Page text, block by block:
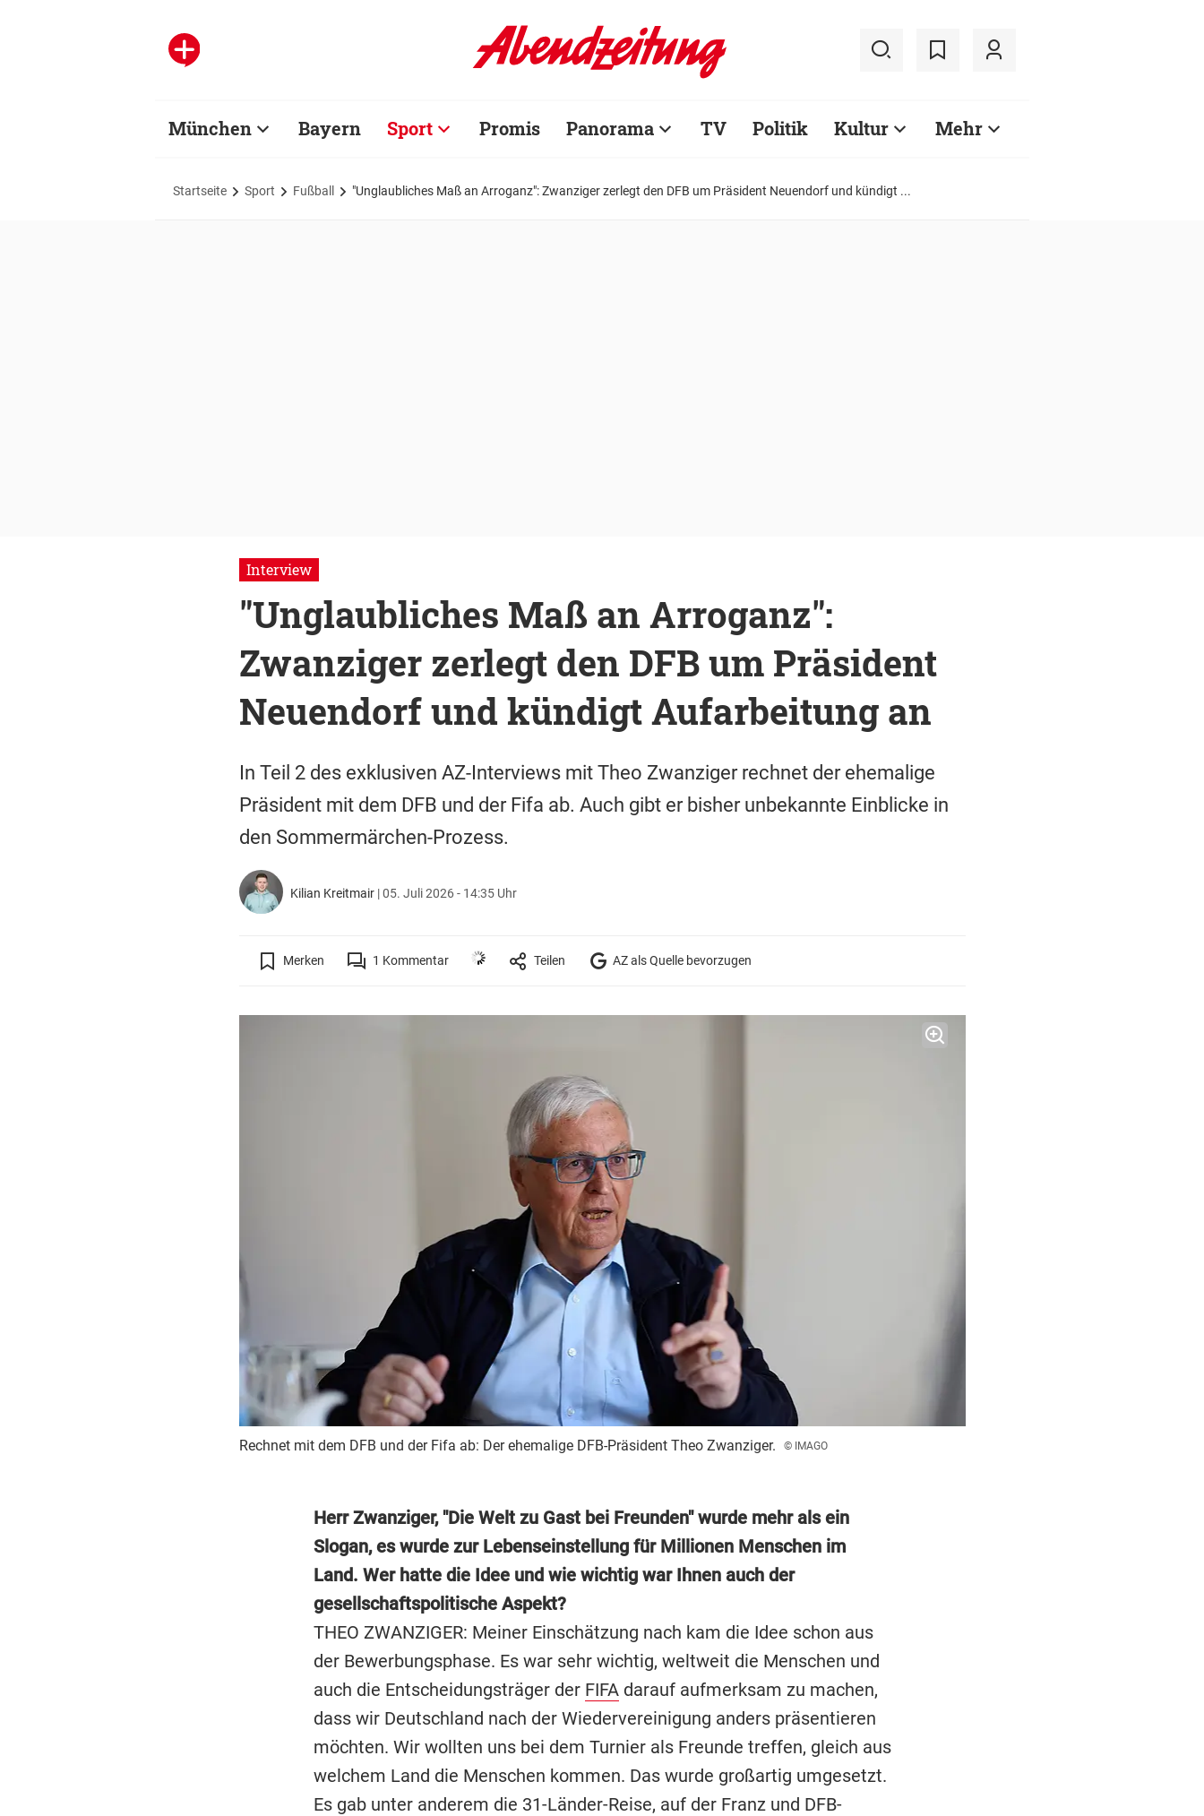
München Bayern Sport Promis Panorama TV Politik Kultur Mehr
Startseite Sport Fußball "Unglaubliches Maß an Arroganz": Zwanziger zerlegt den DFB um Präsident Neuendorf und kündigt ...
Interview
"Unglaubliches Maß an Arroganz":
Zwanziger zerlegt den DFB um Präsident
Neuendorf und kündigt Aufarbeitung an
In Teil 2 des exklusiven AZ-Interviews mit Theo Zwanziger rechnet der ehemalige
Präsident mit dem DFB und der Fifa ab. Auch gibt er bisher unbekannte Einblicke in
den Sommermärchen-Prozess.
Kilian Kreitmair |05. Juli 2026 - 14:35 Uhr
Merken 1 Kommentar Teilen AZ als Quelle bevorzugen
Rechnet mit dem DFB und der Fifa ab: Der ehemalige DFB-Präsident Theo Zwanziger. © IMAGO
Herr Zwanziger, "Die Welt zu Gast bei Freunden" wurde mehr als ein
Slogan, es wurde zur Lebenseinstellung für Millionen Menschen im
Land. Wer hatte die Idee und wie wichtig war Ihnen auch der
gesellschaftspolitische Aspekt?
THEO ZWANZIGER: Meiner Einschätzung nach kam die Idee schon aus
der Bewerbungsphase. Es war sehr wichtig, weltweit die Menschen und
auch die Entscheidungsträger der FIFAdarauf aufmerksam zu machen,
dass wir Deutschland nach der Wiedervereinigung anders präsentieren
möchten. Wir wollten uns bei dem Turnier als Freunde treffen, gleich aus
welchem Land die Menschen kommen. Das wurde großartig umgesetzt.
Es gab unter anderem die 31-Länder-Reise, auf der Franz und DFB-